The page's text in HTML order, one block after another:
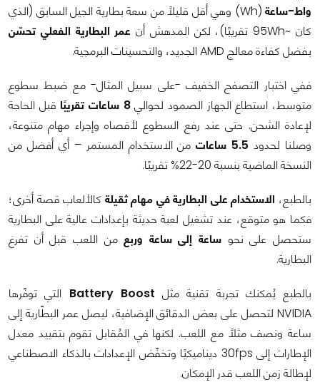
واط-ساعة
(Wh) وهي أقل قليلًا من سعة بطارية الجيل السابق (الذي
كان ~95Wh تقريبًا)، لكن المدهش أن
عمر البطارية الفعلي تحسّن
بفضل كفاءة معالج AMD الجديد، والتحسينات البرمجية.
ففي اختبار التصفح الخفيف -على سبيل المثال- مع ضبط سطوع
متوسط، استطاع الجهاز الصمود لحوالي8 ساعات تقريبًا
قبل الحاجة
لإعادة الشحن. حتى عند رفع السطوع لأقصاه وإجراء مهام متنوعة،
وصلنا لحدود 5.5 ساعات
من الاستخدام المستمر – أي أفضل من
النسخة الماضية بنسبة 20-22% تقريبًا.
بالطبع، الاستخدام على البطارية في مهام ثقيلة كالألعاب قصة أخرى؛
فكما هو متوقع، عند تشغيل لعبة حديثة بإعدادات عالية على البطارية
ستحصل على نحو ساعة إلى ساعة وربعمن اللعب قبل أن تفرغ
البطارية.
بالطبع يُمكنك تجربة تقنية مثل Battery Boost التي توفّرها
NVIDIA لتحصل على بعض الدقائق الإضافية، ليصل عمر البطّارية إلى
ساعة ونصف مثلًا مع اللعب. لكنها في المُقابل تقوم بتقييد معدل
الإطارات إلى 30fps ديناميكيًا وتخفّض الإعدادات بالذكاء الاصطناعي
لإطالة زمن اللعب قدر الإمكان.